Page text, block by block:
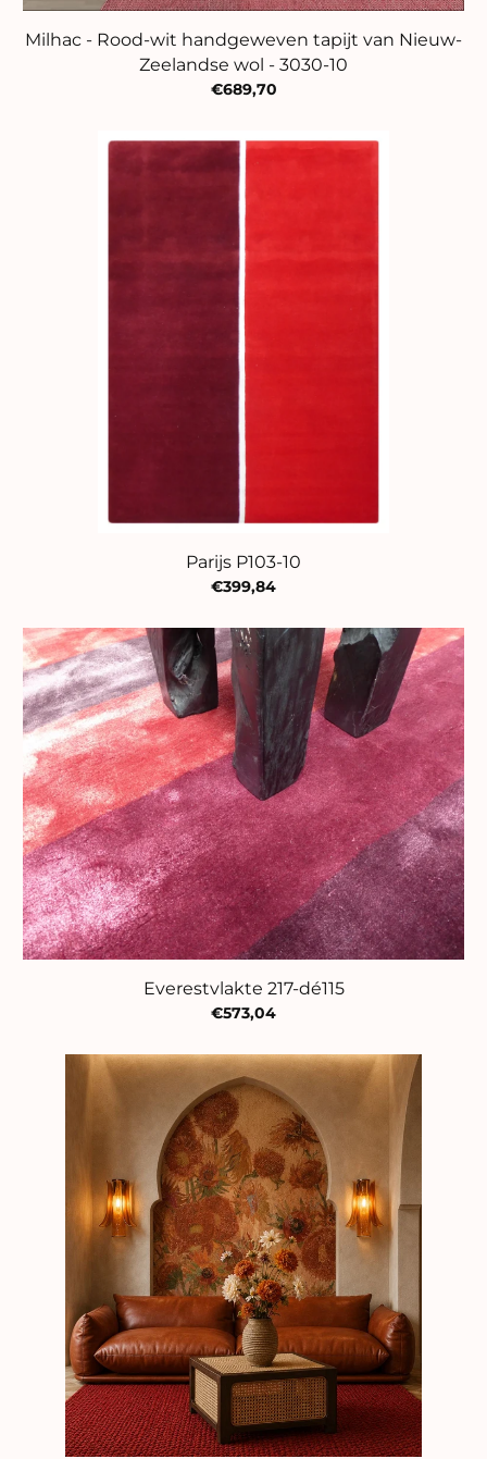
Milhac - Rood-wit handgeweven tapijt van Nieuw-
Zeelandse wol - 3030-10
€689,70
Parijs P103-10
€399,84
Everestvlakte 217-dé115
€573,04